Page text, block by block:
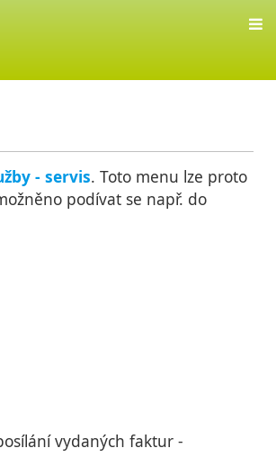
- servis. Toto menu lze proto
podívat se např. do
vydaných faktur -